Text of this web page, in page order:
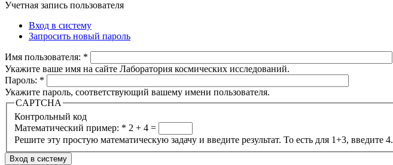
Учетная запись пользователя
Вход в систему
Запросить новый пароль
Имя пользователя: *
Укажите ваше имя на сайте Лаборатория космических исследований.
Пароль: *
Укажите пароль, соответствующий вашему имени пользователя.
CAPTCHA
Контрольный код
Математический пример: * 2 + 4 =
Решите эту простую математическую задачу и введите результат. То есть для 1+3, введите 4.